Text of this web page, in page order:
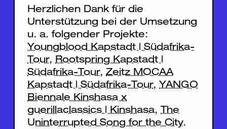
Herzlichen Dank für die
Unterstützung bei der Umsetzung
u. a. folgender Projekte:
Youngblood Kapstadt | Südafrika-
Tour, Rootspring Kapstadt |
Südafrika-Tour, Zeitz MOCAA
Kapstadt | Südafrika-Tour, YANGO
Biennale Kinshasa x
guerillaclassics | Kinshasa, The
Uninterrupted Song for the City.